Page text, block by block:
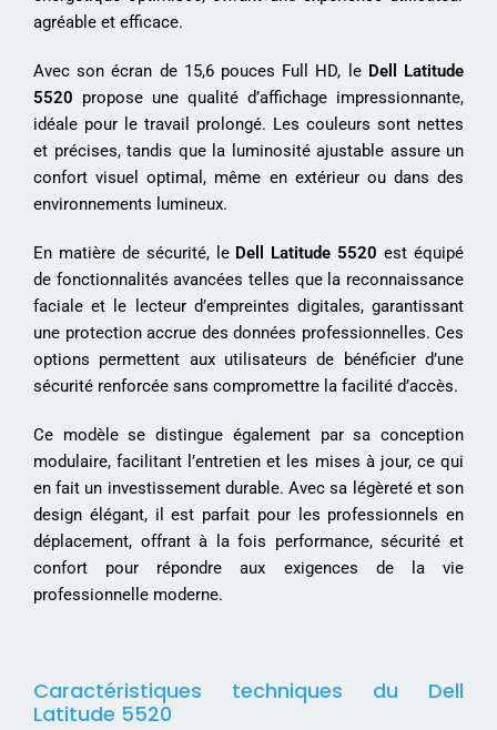
agréable et efficace.
Avec son écran de 15,6 pouces Full HD, le Dell Latitude
5520 propose une qualité d’affichage impressionnante,
idéale pour le travail prolongé. Les couleurs sont nettes
et précises, tandis que la luminosité ajustable assure un
confort visuel optimal, même en extérieur ou dans des
environnements lumineux.
En matière de sécurité, le Dell Latitude 5520 est équipé
de fonctionnalités avancées telles que la reconnaissance
faciale et le lecteur d’empreintes digitales, garantissant
une protection accrue des données professionnelles. Ces
options permettent aux utilisateurs de bénéficier d’une
sécurité renforcée sans compromettre la facilité d’accès.
Ce modèle se distingue également par sa conception
modulaire, facilitant l’entretien et les mises à jour, ce qui
en fait un investissement durable. Avec sa légèreté et son
design élégant, il est parfait pour les professionnels en
déplacement, offrant à la fois performance, sécurité et
confort pour répondre aux exigences de la vie
professionnelle moderne.
Caractéristiques techniques du Dell
Latitude 5520